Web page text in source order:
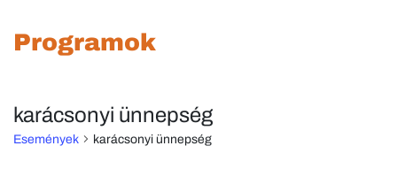
Programok
karácsonyi ünnepség
Események karácsonyi ünnepség